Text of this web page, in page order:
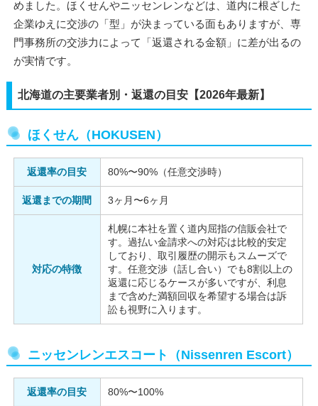
めました。ほくせんやニッセンレンなどは、道内に根ざした
企業ゆえに交渉の「型」が決まっている面もありますが、専
門事務所の交渉力によって「返還される金額」に差が出るの
が実情です。
北海道の主要業者別・返還の目安【2026年最新】
ほくせん（HOKUSEN）
返還率の目安 80%〜90%（任意交渉時）
返還までの期間 3ヶ月〜6ヶ月
対応の特徴
札幌に本社を置く道内屈指の信販会社で
す。過払い金請求への対応は比較的安定
しており、取引履歴の開示もスムーズで
す。任意交渉（話し合い）でも8割以上の
返還に応じるケースが多いですが、利息
まで含めた満額回収を希望する場合は訴
訟も視野に入ります。
ニッセンレンエスコート（Nissenren Escort）
返還率の目安 80%〜100%